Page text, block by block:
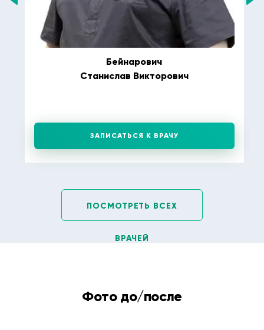
Бейнарович
Станислав Викторович
ЗАПИСАТЬСЯ К ВРАЧУ
ПОСМОТРЕТЬ ВСЕХ
ВРАЧЕЙ
Фото до/после